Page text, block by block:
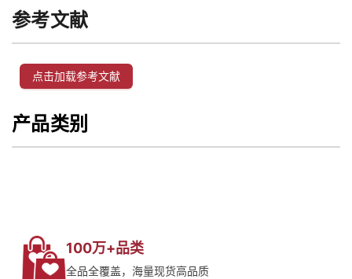
参考文献
点击加载参考文献
产品类别
100万+品类
全品全覆盖，海量现货高品质